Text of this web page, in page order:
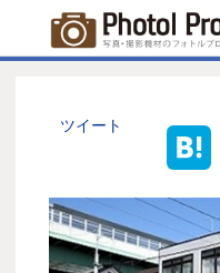
メ
PGC
写真館
ツイート